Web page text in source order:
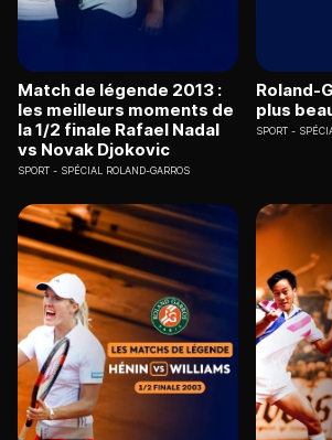
Match de légende 2013 :
les meilleurs moments de
la 1/2 finale Rafael Nadal
vs Novak Djokovic
SPORT SPÉCIAL ROLAND-GARROS
Roland-
plus
SPORT